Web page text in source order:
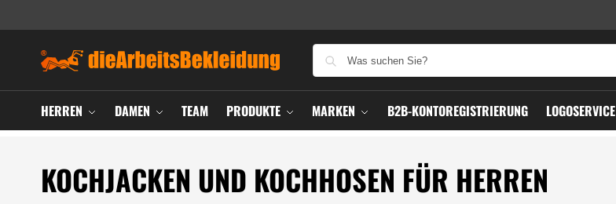
HERREN DAMEN TEAM PRODUKTE MARKEN B2B-KONTOREGISTRIERUNG LOGOSERVICE
KOCHJACKEN UND KOCHHOSEN FÜR HERREN